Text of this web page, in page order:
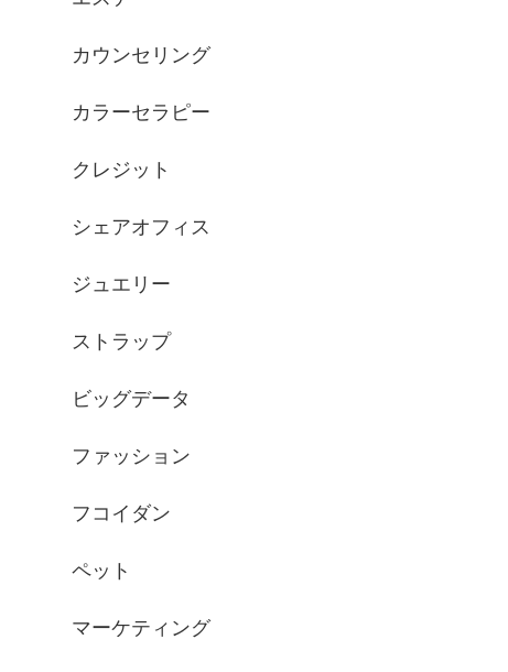
カウンセリング
カラーセラピー
クレジット
シェアオフィス
ジュエリー
ストラップ
ビッグデータ
ファッション
フコイダン
ペット
マーケティング